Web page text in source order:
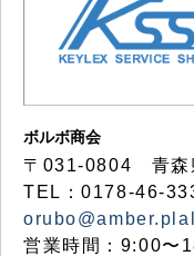
ボルボ商会
〒031-0804 青森
TEL：0178-46-
営業時間：9:00〜